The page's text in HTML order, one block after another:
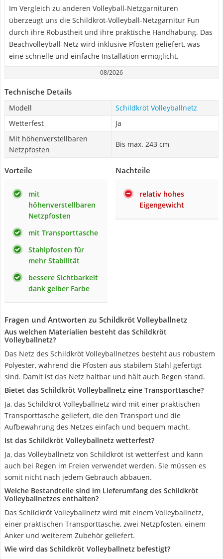
Im Vergleich zu anderen Volleyball-Netzgarnituren
überzeugt uns die Schildkröt-Volleyball-Netzgarnitur Fun
durch ihre Robustheit und ihre praktische Handhabung. Das
Beachvolleyball-Netz wird inklusive Pfosten geliefert, was
eine schnelle und einfache Installation ermöglicht.
08/2026
Technische Details
Modell
Schildkröt Volleyballnetz
Wetterfest
Ja
Mit höhenverstellbaren
Netzpfosten
Bis max. 243 cm
Vorteile
mit
höhenverstellbaren
Netzpfosten
mit Transporttasche
Stahlpfosten für
mehr Stabilität
bessere Sichtbarkeit
dank gelber Farbe
Nachteile
relativ hohes
Eigengewicht
Fragen und Antworten zu Schildkröt Volleyballnetz
Aus welchen Materialien besteht das Schildkröt
Volleyballnetz?
Das Netz des Schildkröt Volleyballnetzes besteht aus robustem
Polyester, während die Pfosten aus stabilem Stahl gefertigt
sind. Damit ist das Netz haltbar und hält auch Regen stand.
Bietet das Schildkröt Volleyballnetz eine Transporttasche?
Ja, das Schildkröt Volleyballnetz wird mit einer praktischen
Transporttasche geliefert, die den Transport und die
Aufbewahrung des Netzes einfach und bequem macht.
Ist das Schildkröt Volleyballnetz wetterfest?
Ja, das Volleyballnetz von Schildkröt ist wetterfest und kann
auch bei Regen im Freien verwendet werden. Sie müssen es
somit nicht nach jedem Gebrauch abbauen.
Welche Bestandteile sind im Lieferumfang des Schildkröt
Volleyballnetzes enthalten?
Das Schildkröt Volleyballnetz wird mit einem Volleyballnetz,
einer praktischen Transporttasche, zwei Netzpfosten, einem
Anker und weiterem Zubehör geliefert.
Wie wird das Schildkröt Volleyballnetz befestigt?